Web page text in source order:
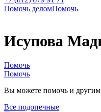
Помочь деломПомочь
Исупова
Помочь
Помочь
Вы можете помочь и
Все подопечные